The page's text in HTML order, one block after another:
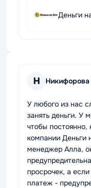
Деньги
Н
У любого из нас
занять деньги. У
чтобы
компании Деньги
менеджер Алла,
просрочек, а
платеж -